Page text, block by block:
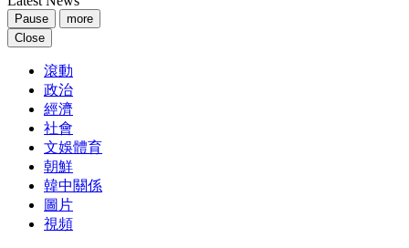
Pause
more
Close
滾動
政治
經濟
社會
文娛體育
朝鮮
韓中關係
圖片
視頻